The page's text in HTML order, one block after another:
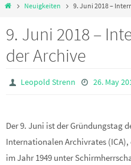
HomeNeuigkeiten 9. Juni 2018 –
9. Juni 2018 –
der Archive
Leopold Strenn 26. May
Der 9. Juni ist der Gründungstag
Internationalen Archivrates (ICA),
im Jahr 1949 unter